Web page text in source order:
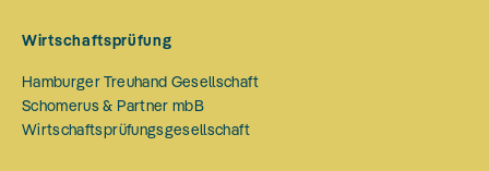
Wirtschaftsprüfung
Hamburger Treuhand Gesellschaft
Schomerus & Partner mbB
Wirtschaftsprüfungsgesellschaft